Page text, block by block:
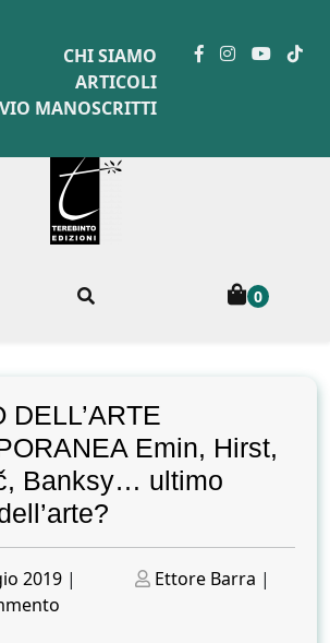
CHI SIAMO
ARTICOLI
MANOSCRITTI
0
DELL’ARTE
Emin, Hirst,
Banksy… ultimo
2019 |
Posted
Ettore Barra |